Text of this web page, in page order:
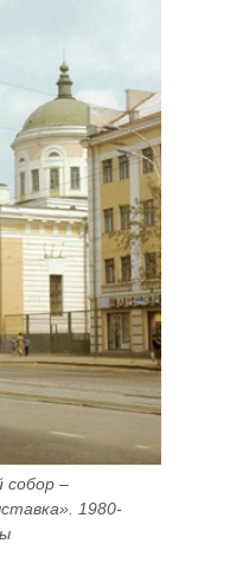
собор –
1980-